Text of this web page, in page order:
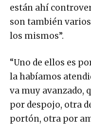
están ahí
son también
los mismos”.
“Uno de ellos es
la habíamos
va muy avanzado,
por despojo, otra
portón, otra por